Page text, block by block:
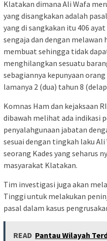
Klatakan dimana Ali Wafa
yang disangkakan adalah
yang di sangkakan itu 406
sengaja dan dengan melawan
membuat sehingga tidak
menghilangkan sesuatu
sebagiannya kepunyaan
lamanya 2 (dua) tahun 8
Komnas Ham dan kejaksaan
dibawah melihat ada indikasi
penyalahgunaan jabatan
sesuai dengan tingkah laku
seorang Kades yang seharus
masyarakat Klatakan.
Tim investigasi juga akan
Tinggi untuk melakukan
pasal dalam kasus
READ Pantau Wilayah